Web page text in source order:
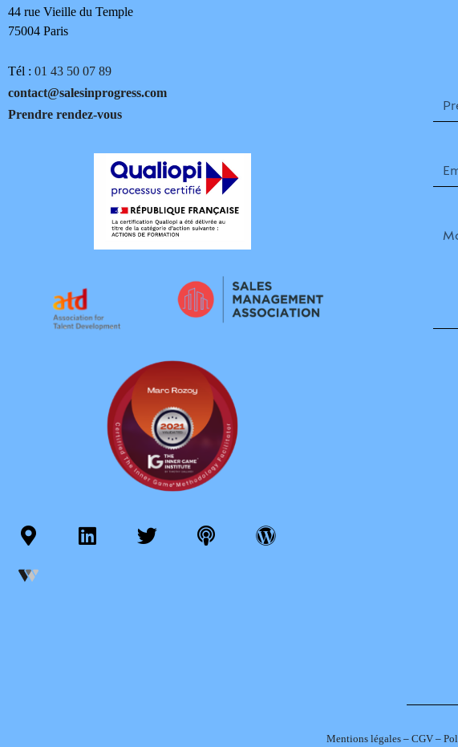
44 rue Vieille du Temple
75004 Paris
Tél : 01 43 50 07 89
contact@salesinprogress.com
Prendre rendez-vous
Mentions légales– CGV–